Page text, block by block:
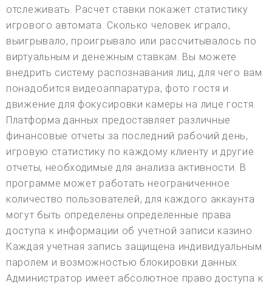
отслеживать. Расчет ставки покажет статистику
игрового автомата. Сколько человек играло,
выигрывало, проигрывало или рассчитывалось по
виртуальным и денежным ставкам. Вы можете
внедрить систему распознавания лиц, для чего вам
понадобится видеоаппаратура, фото гостя и
движение для фокусировки камеры на лице гостя.
Платформа данных предоставляет различные
финансовые отчеты за последний рабочий день,
игровую статистику по каждому клиенту и другие
отчеты, необходимые для анализа активности. В
программе может работать неограниченное
количество пользователей, для каждого аккаунта
могут быть определены определенные права
доступа к информации об учетной записи казино.
Каждая учетная запись защищена индивидуальным
паролем и возможностью блокировки данных.
Администратор имеет абсолютное право доступа к